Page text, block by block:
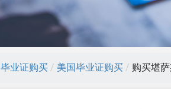
毕业证购买 / 美国毕业证购买 / 购买堪